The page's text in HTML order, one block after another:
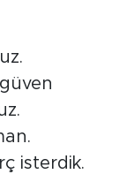
isterdik.